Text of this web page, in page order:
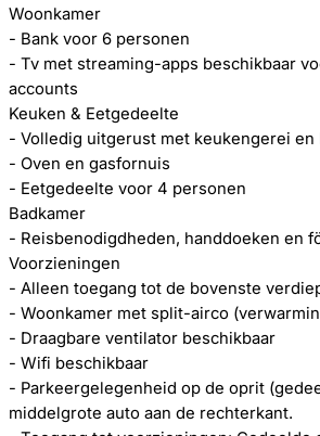
Woonkamer
- Bank voor 6 personen
- Tv met streaming-apps beschikbaar
accounts
Keuken & Eetgedeelte
- Volledig uitgerust met keukengerei en
- Oven en gasfornuis
- Eetgedeelte voor 4 personen
Badkamer
- Reisbenodigdheden, handdoeken en
Voorzieningen
- Alleen toegang tot de bovenste
- Woonkamer met split-airco
- Draagbare ventilator beschikbaar
- Wifi beschikbaar
- Parkeergelegenheid op de oprit
middelgrote auto aan de rechterkant.